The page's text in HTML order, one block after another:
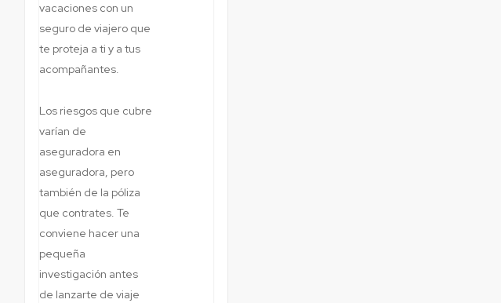
vacaciones con un
seguro de viajero que
te proteja a ti y a tus
acompañantes.
Los riesgos que cubre
varían de
aseguradora en
aseguradora, pero
también de la póliza
que contrates. Te
conviene hacer una
pequeña
investigación antes
de lanzarte de viaje